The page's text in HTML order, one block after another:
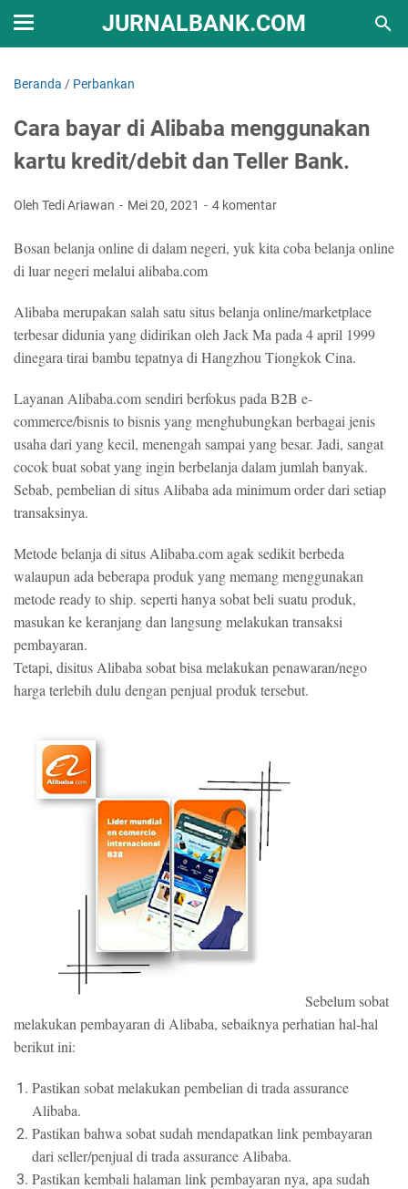
JURNALBANK.COM
Beranda / Perbankan
Cara bayar di Alibaba menggunakan
kartu kredit/debit dan Teller Bank.
Oleh Tedi Ariawan Mei 20, 2021 4 komentar
Bosan belanja online di dalam negeri, yuk kita coba belanja online
di luar negeri melalui alibaba.com
Alibaba merupakan salah satu situs belanja online/marketplace
terbesar didunia yang didirikan oleh Jack Ma pada 4 april 1999
dinegara tirai bambu tepatnya di Hangzhou Tiongkok Cina.
Layanan Alibaba.com sendiri berfokus pada B2B e-
commerce/bisnis to bisnis yang menghubungkan berbagai jenis
usaha dari yang kecil, menengah sampai yang besar. Jadi, sangat
cocok buat sobat yang ingin berbelanja dalam jumlah banyak.
Sebab, pembelian di situs Alibaba ada minimum order dari setiap
transaksinya.
Metode belanja di situs Alibaba.com agak sedikit berbeda
walaupun ada beberapa produk yang memang menggunakan
metode ready to ship. seperti hanya sobat beli suatu produk,
masukan ke keranjang dan langsung melakukan transaksi
pembayaran.
Tetapi, disitus Alibaba sobat bisa melakukan penawaran/nego
harga terlebih dulu dengan penjual produk tersebut.
Sebelum sobat
melakukan pembayaran di Alibaba, sebaiknya perhatian hal-hal
berikut ini:
Pastikan sobat melakukan pembelian di trada assurance
Alibaba.
Pastikan bahwa sobat sudah mendapatkan link pembayaran
dari seller/penjual di trada assurance Alibaba.
Pastikan kembali halaman link pembayaran nya, apa sudah